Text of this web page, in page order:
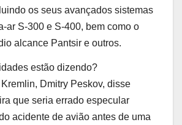
os seus avançados sistemas
ar S-300 e S-400, bem como o
alcance Pantsir e outros.
estão dizendo?
Dmitry Peskov, disse
que seria errado especular
acidente de avião antes de uma